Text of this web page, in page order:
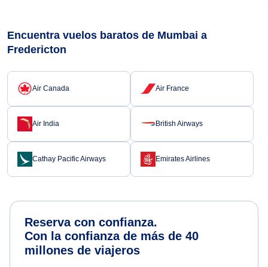
Encuentra vuelos baratos de Mumbai a
Fredericton
Air Canada Air France
Air India British Airways
Cathay Pacific Airways Emirates Airlines
Reserva con confianza.
Con la confianza de más de 40
millones de viajeros